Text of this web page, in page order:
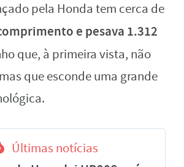
pela Honda tem cerca de
e pesava 1.312
que, à primeira vista, não
que esconde uma grande
Últimas notícias